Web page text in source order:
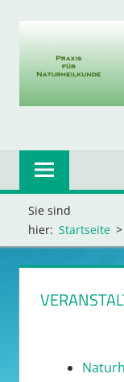
Sie sind
hier: Startseite